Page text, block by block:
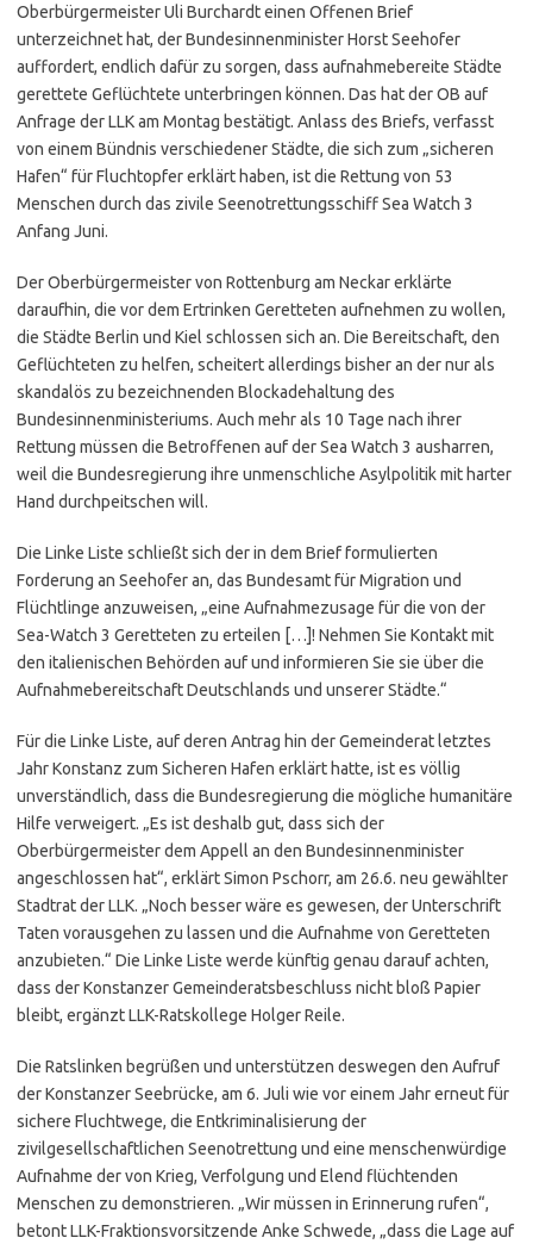
Oberbürgermeister Uli Burchardt einen Offenen Brief
unterzeichnet hat, der Bundesinnenminister Horst Seehofer
auffordert, endlich dafür zu sorgen, dass aufnahmebereite Städte
gerettete Geflüchtete unterbringen können. Das hat der OB auf
Anfrage der LLK am Montag bestätigt. Anlass des Briefs, verfasst
von einem Bündnis verschiedener Städte, die sich zum „sicheren
Hafen“ für Fluchtopfer erklärt haben, ist die Rettung von 53
Menschen durch das zivile Seenotrettungsschiff Sea Watch 3
Anfang Juni.
Der Oberbürgermeister von Rottenburg am Neckar erklärte
daraufhin, die vor dem Ertrinken Geretteten aufnehmen zu wollen,
die Städte Berlin und Kiel schlossen sich an. Die Bereitschaft, den
Geflüchteten zu helfen, scheitert allerdings bisher an der nur als
skandalös zu bezeichnenden Blockadehaltung des
Bundesinnenministeriums. Auch mehr als 10 Tage nach ihrer
Rettung müssen die Betroffenen auf der Sea Watch 3 ausharren,
weil die Bundesregierung ihre unmenschliche Asylpolitik mit harter
Hand durchpeitschen will.
Die Linke Liste schließt sich der in dem Brief formulierten
Forderung an Seehofer an, das Bundesamt für Migration und
Flüchtlinge anzuweisen, „eine Aufnahmezusage für die von der ​
Sea-Watch 3 ​Geretteten zu erteilen […]! Nehmen Sie Kontakt mit
den italienischen Behörden auf und informieren Sie sie über die
Aufnahmebereitschaft Deutschlands und unserer Städte.“
Für die Linke Liste, auf deren Antrag hin der Gemeinderat letztes
Jahr Konstanz zum Sicheren Hafen erklärt hatte, ist es völlig
unverständlich, dass die Bundesregierung die mögliche humanitäre
Hilfe verweigert. „Es ist deshalb gut, dass sich der
Oberbürgermeister dem Appell an den Bundesinnenminister
angeschlossen hat“, erklärt Simon Pschorr, am 26.6. neu gewählter
Stadtrat der LLK. „Noch besser wäre es gewesen, der Unterschrift
Taten vorausgehen zu lassen und die Aufnahme von Geretteten
anzubieten.“ Die Linke Liste werde künftig genau darauf achten,
dass der Konstanzer Gemeinderatsbeschluss nicht bloß Papier
bleibt, ergänzt LLK-Ratskollege Holger Reile.
Die Ratslinken begrüßen und unterstützen deswegen den Aufruf
der Konstanzer Seebrücke, am 6. Juli wie vor einem Jahr erneut für
sichere Fluchtwege, die Entkriminalisierung der
zivilgesellschaftlichen Seenotrettung und eine menschenwürdige
Aufnahme der von Krieg, Verfolgung und Elend flüchtenden
Menschen zu demonstrieren. „Wir müssen in Erinnerung rufen“,
betont LLK-Fraktionsvorsitzende Anke Schwede, „dass die Lage auf